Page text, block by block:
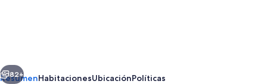
Siguiente
82+
ResumenHabitacionesUbicaciónPolíticas